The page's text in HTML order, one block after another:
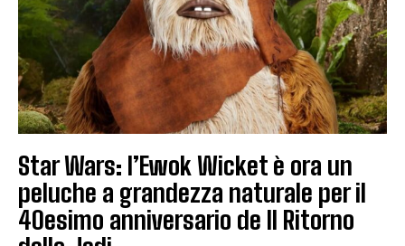
Star Wars: l’Ewok Wicket è ora un
peluche a grandezza naturale per il
40esimo anniversario de Il Ritorno